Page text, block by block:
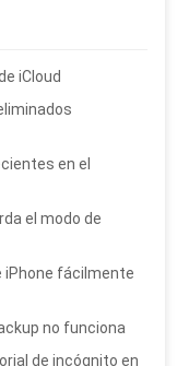
iCloud
en el
el modo de
iPhone fácilmente
no funciona
de incógnito en